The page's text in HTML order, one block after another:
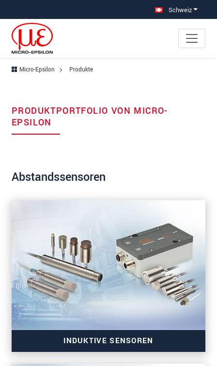
Schweiz
Micro-Epsilon Produkte
PRODUKTPORTFOLIO VON MICRO-
EPSILON
Abstandssensoren
INDUKTIVE SENSOREN